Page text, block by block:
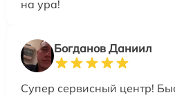
на ура!
Богданов Даниил
Супер сервисный центр!